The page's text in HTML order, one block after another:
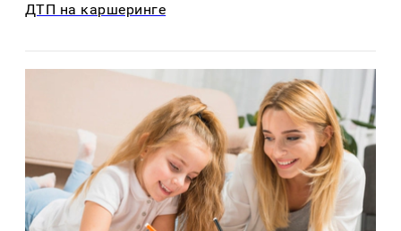
ДТП на каршеринге